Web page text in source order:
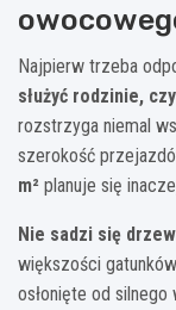
Najpierw trzeba
służyć rodzinie,
rozstrzyga niemal
szerokość
m² planuje się
Nie sadzi się
większości
osłonięte od